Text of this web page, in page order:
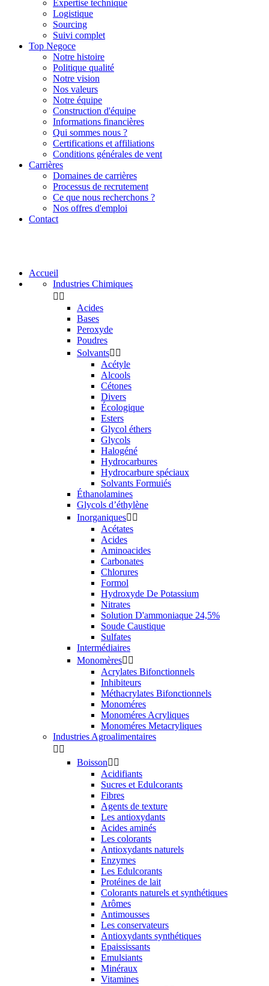
Expertise technique
Logistique
Sourcing
Suivi complet
Top Negoce
Notre histoire
Politique qualité
Notre vision
Nos valeurs
Notre équipe
Construction d'équipe
Informations financières
Qui sommes nous ?
Certifications et affiliations
Conditions générales de vent
Carrières
Domaines de carrières
Processus de recrutement
Ce que nous recherchons ?
Nos offres d'emploi
Contact
Accueil
Industries Chimiques
 
Acides
Bases
Peroxyde
Poudres
Solvants 
Acétyle
Alcools
Cétones
Divers
Écologique
Esters
Glycol éthers
Glycols
Halogéné
Hydrocarbures
Hydrocarbure spéciaux
Solvants Formuiés
Éthanolamines
Glycols d’éthylène
Inorganiques 
Acétates
Acides
Aminoacides
Carbonates
Chlorures
Formol
Hydroxyde De Potassium
Nitrates
Solution D'ammoniaque 24,5%
Soude Caustique
Sulfates
Intermédiaires
Monomères 
Acrylates Bifonctionnels
Inhibiteurs
Méthacrylates Bifonctionnels
Monoméres
Monoméres Acryliques
Monoméres Metacryliques
Industries Agroalimentaires
 
Boisson 
Acidifiants
Sucres et Edulcorants
Fibres
Agents de texture
Les antioxydants
Acides aminés
Les colorants
Antioxydants naturels
Enzymes
Les Edulcorants
Protéines de lait
Colorants naturels et synthétiques
Arômes
Antimousses
Les conservateurs
Antioxydants synthétiques
Epaississants
Emulsiants
Minéraux
Vitamines